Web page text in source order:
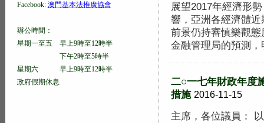
Facebook: 澳門基本法推廣協會
辦公時間：
星期一至五 早上9時至12時半
下午2時至5時半
星期六 早上9時至12時半
政府假期休息
展望2017年經濟形
響，亞洲各經濟體
前景仍持審慎樂觀
金融管理局的預測
二○一七年財政年度
措施 2016-11-15
主席，各位議員：